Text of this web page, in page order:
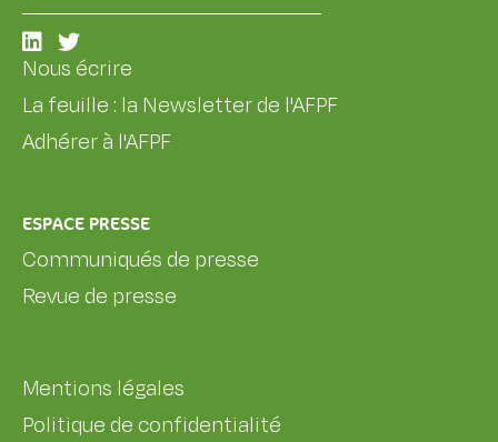
Nous écrire
La feuille : la Newsletter de l'AFPF
Adhérer à l'AFPF
ESPACE PRESSE
Communiqués de presse
Revue de presse
Mentions légales
Politique de confidentialité